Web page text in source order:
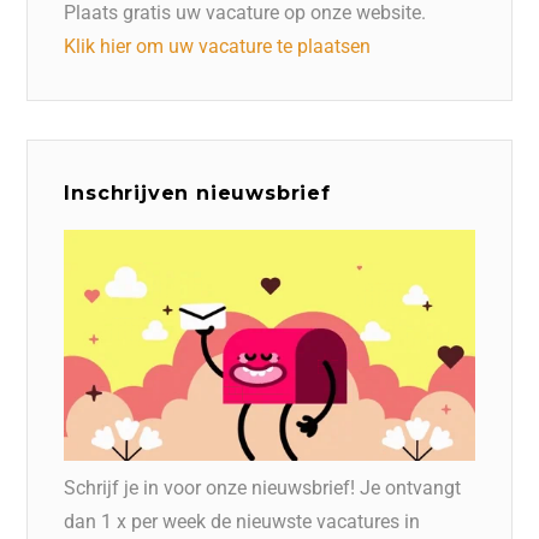
Plaats gratis uw vacature op onze website.
Klik hier om uw vacature te plaatsen
Inschrijven nieuwsbrief
Schrijf je in voor onze nieuwsbrief! Je ontvangt
dan 1 x per week de nieuwste vacatures in